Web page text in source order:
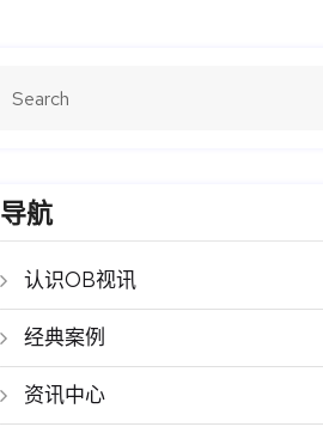
导航
认识OB视讯
经典案例
资讯中心